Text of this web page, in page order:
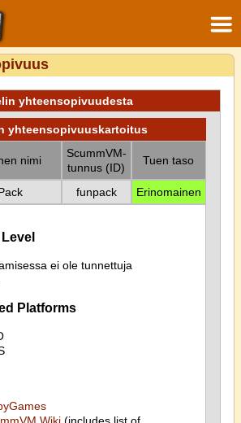
yhteensopivuudesta
yhteensopivuuskartoitus
nimi
ScummVM-
tunnus (ID)
Tuen taso
funpack Erinomainen
ei ole tunnettuja
Platforms